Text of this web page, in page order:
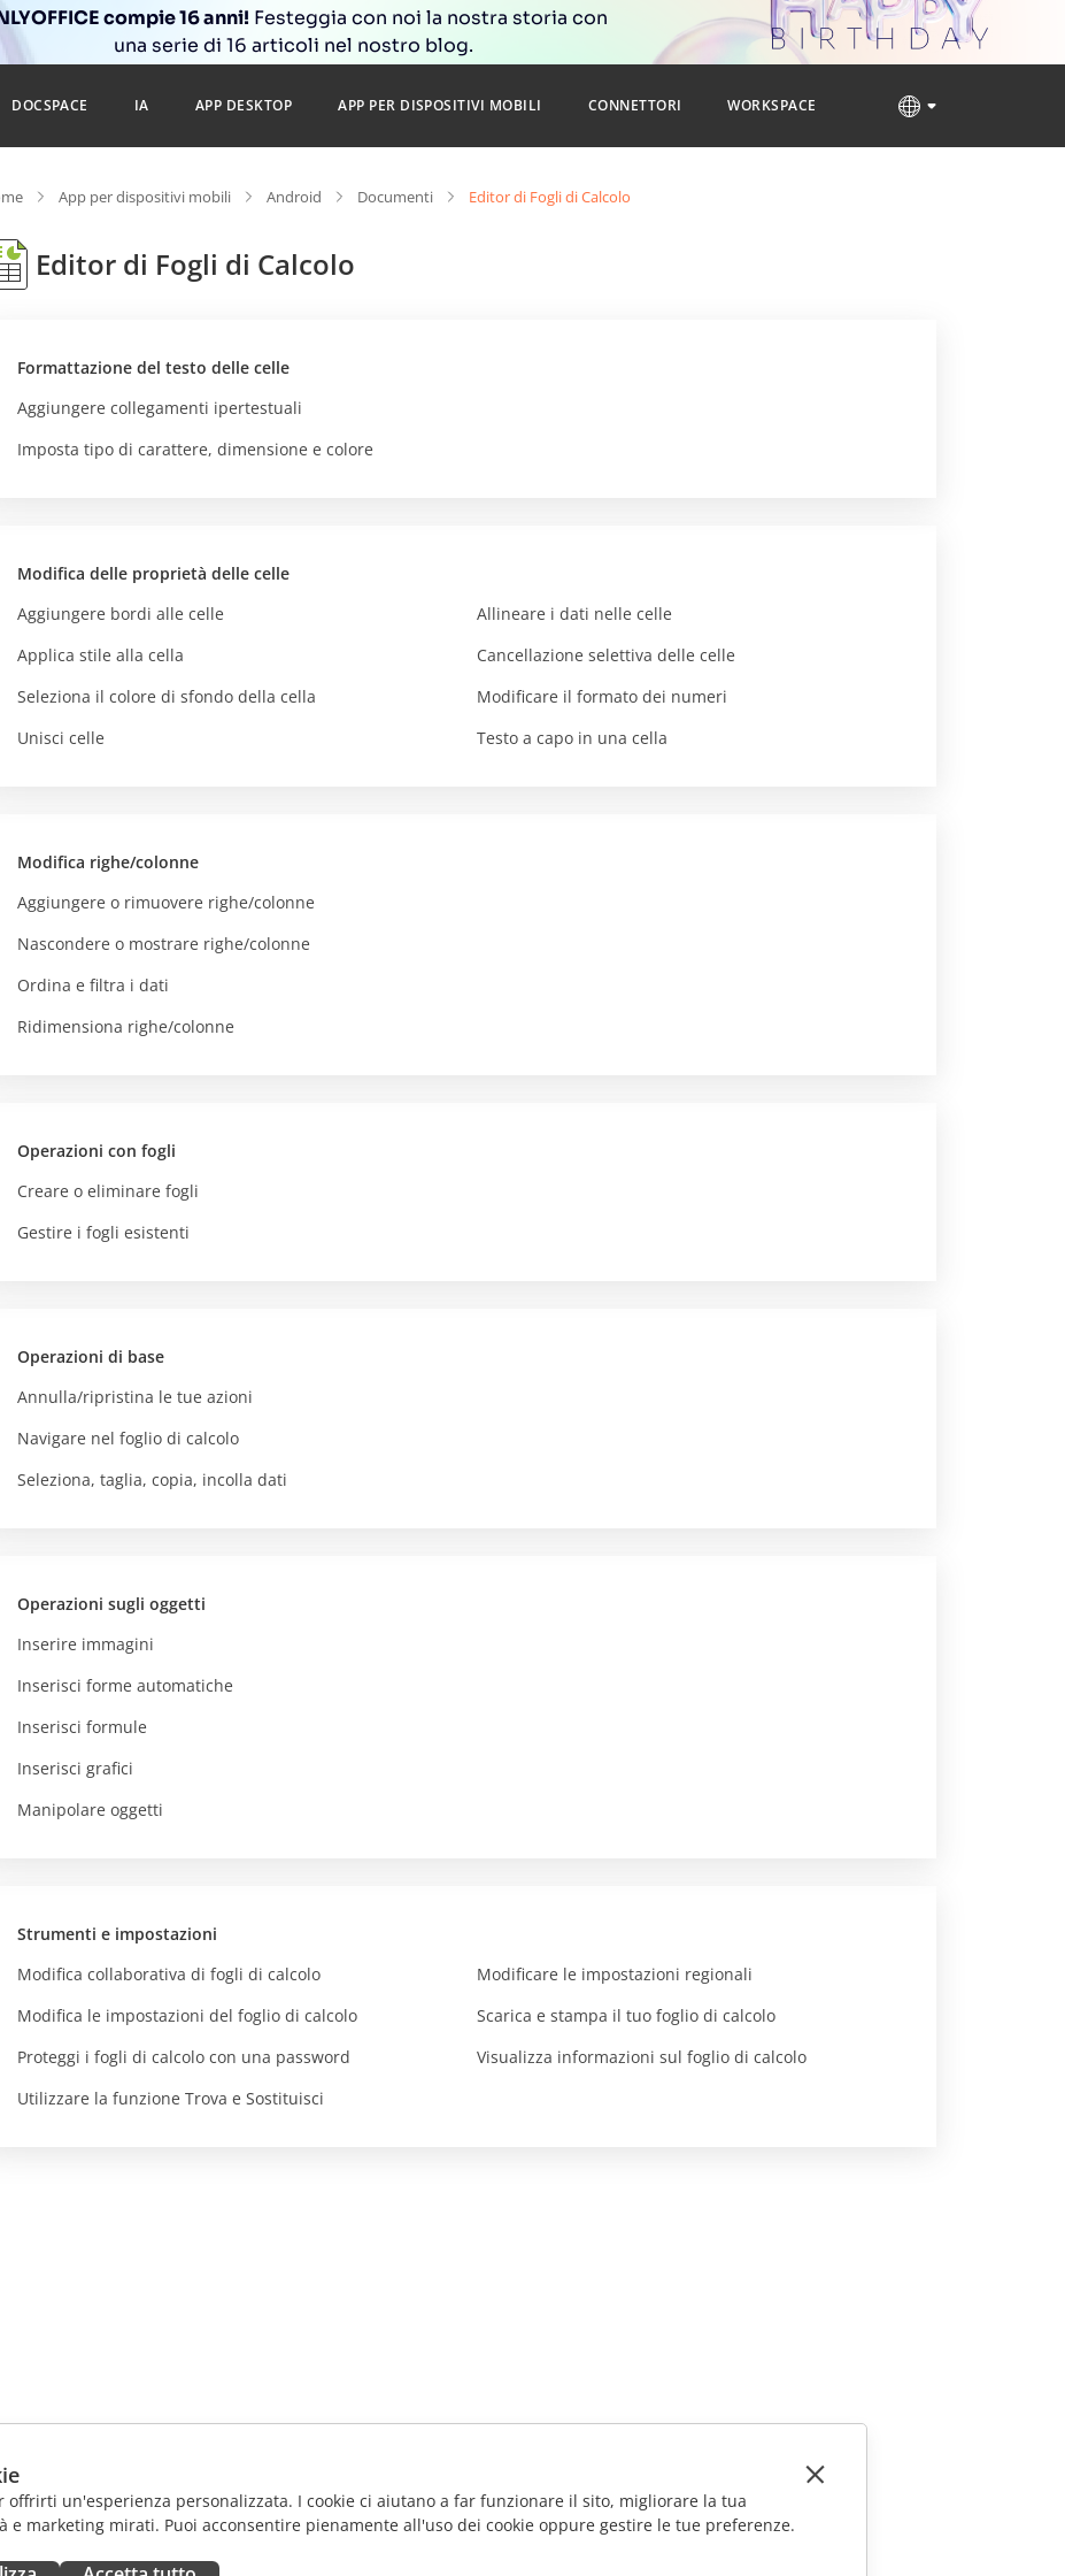
compie 16 anni! Festeggia con noi la nostra storia con
una serie di 16 articoli nel nostro blog.
DOCSPACE IA APP DESKTOP APP PER DISPOSITIVI MOBILI CONNETTORI WORKSPACE
App per dispositivi mobili Android Documenti Editor di Fogli di Calcolo
Editor di Fogli di Calcolo
Formattazione del testo delle celle
Aggiungere collegamenti ipertestuali
Imposta tipo di carattere, dimensione e colore
Modifica delle proprietà delle celle
Aggiungere bordi alle celle
Applica stile alla cella
Seleziona il colore di sfondo della cella
Unisci celle
Allineare i dati nelle celle
Cancellazione selettiva delle celle
Modificare il formato dei numeri
Testo a capo in una cella
Modifica righe/colonne
Aggiungere o rimuovere righe/colonne
Nascondere o mostrare righe/colonne
Ordina e filtra i dati
Ridimensiona righe/colonne
Operazioni con fogli
Creare o eliminare fogli
Gestire i fogli esistenti
Operazioni di base
Annulla/ripristina le tue azioni
Navigare nel foglio di calcolo
Seleziona, taglia, copia, incolla dati
Operazioni sugli oggetti
Inserire immagini
Inserisci forme automatiche
Inserisci formule
Inserisci grafici
Manipolare oggetti
Strumenti e impostazioni
Modifica collaborativa di fogli di calcolo
Modifica le impostazioni del foglio di calcolo
Proteggi i fogli di calcolo con una password
Utilizzare la funzione Trova e Sostituisci
Modificare le impostazioni regionali
Scarica e stampa il tuo foglio di calcolo
Visualizza informazioni sul foglio di calcolo
offrirti un'esperienza personalizzata. I cookie ci aiutano a far funzionare il sito, migliorare la tua
e marketing mirati. Puoi acconsentire pienamente all'uso dei cookie oppure gestire le tue preferenze.